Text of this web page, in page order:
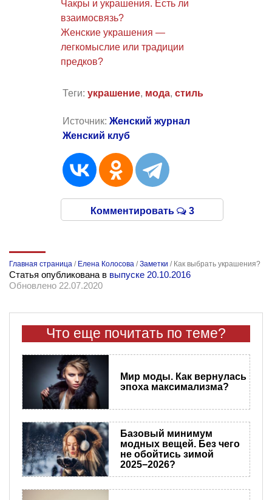
Чакры и украшения. Есть ли
взаимосвязь?
Женские украшения —
легкомыслие или традиции
предков?
Теги: украшение, мода, стиль
Источник: Женский журнал
Женский клуб
Комментировать 3
Главная страница / Елена Колосова /Заметки / Как выбрать украшения?
Статья опубликована в выпуске 20.10.2016
Обновлено 22.07.2020
Что еще почитать по теме?
Мир моды. Как вернулась
эпоха максимализма?
Базовый минимум
модных вещей. Без чего
не обойтись зимой
2025−2026?